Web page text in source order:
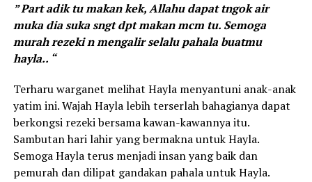
” Part adik tu makan kek, Allahu dapat tngok air
muka dia suka sngt dpt makan mcm tu. Semoga
murah rezeki n mengalir selalu pahala buatmu
hayla.. “
Terharu warganet melihat Hayla menyantuni anak-anak
yatim ini. Wajah Hayla lebih terserlah bahagianya dapat
berkongsi rezeki bersama kawan-kawannya itu.
Sambutan hari lahir yang bermakna untuk Hayla.
Semoga Hayla terus menjadi insan yang baik dan
pemurah dan dilipat gandakan pahala untuk Hayla.